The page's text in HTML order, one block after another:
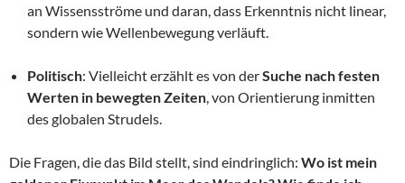
an Wissensströme und daran, dass Erkenntnis nicht linear,
sondern wie Wellenbewegung verläuft.
Politisch: Vielleicht erzählt es von derSuche nach festen
Werten in bewegten Zeiten, von Orientierung inmitten
des globalen Strudels.
Die Fragen, die das Bild stellt, sind eindringlich: Wo ist mein